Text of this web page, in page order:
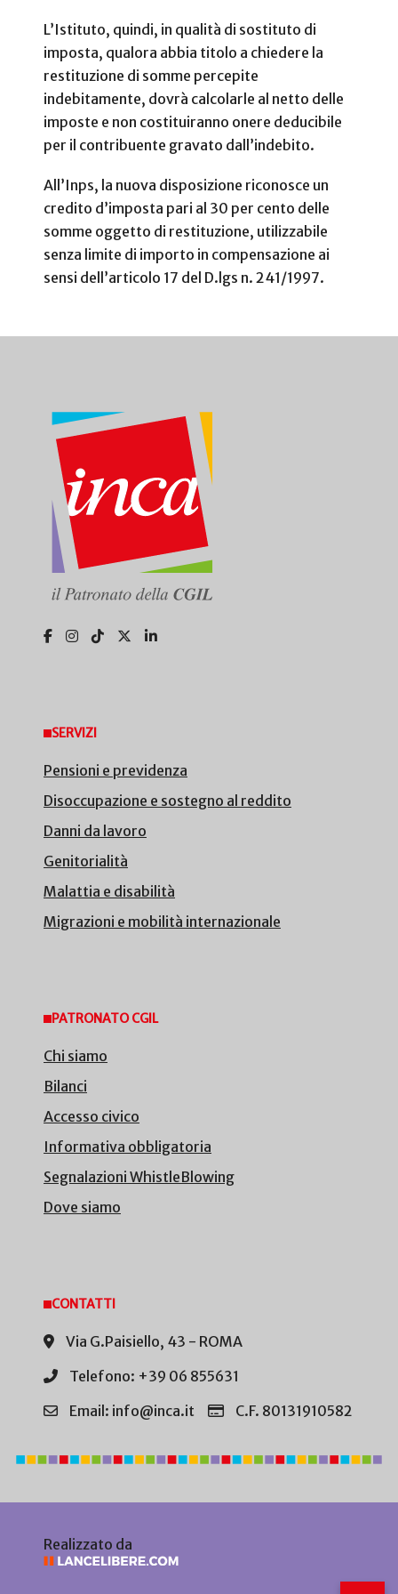
L’Istituto, quindi, in qualità di sostituto di
imposta, qualora abbia titolo a chiedere la
restituzione di somme percepite
indebitamente, dovrà calcolarle al netto delle
imposte e non costituiranno onere deducibile
per il contribuente gravato dall’indebito.
All’Inps, la nuova disposizione riconosce un
credito d’imposta pari al 30 per cento delle
somme oggetto di restituzione, utilizzabile
senza limite di importo in compensazione ai
sensi dell’articolo 17 del D.lgs n. 241/1997.
SERVIZI
Pensioni e previdenza
Disoccupazione e sostegno al reddito
Danni da lavoro
Genitorialità
Malattia e disabilità
Migrazioni e mobilità internazionale
PATRONATO CGIL
Chi siamo
Bilanci
Accesso civico
Informativa obbligatoria
Segnalazioni WhistleBlowing
Dove siamo
CONTATTI
Via G.Paisiello, 43 - ROMA
Telefono: +39 06 855631
Email: info@inca.it
C.F. 80131910582
Realizzato da